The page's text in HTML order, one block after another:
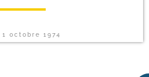
1 octobre 1974